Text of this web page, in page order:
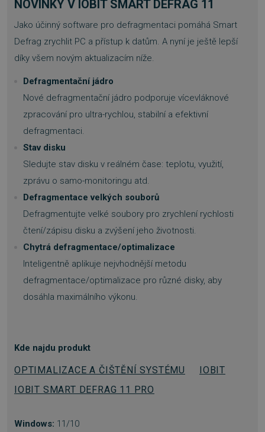
NOVINKY V IOBIT SMART DEFRAG 11
Jako účinný software pro defragmentaci pomáhá Smart
Defrag zrychlit PC a přístup k datům. A nyní je ještě lepší
díky všem novým aktualizacím níže.
Defragmentační jádro
Nové defragmentační jádro podporuje vícevláknové
zpracování pro ultra-rychlou, stabilní a efektivní
defragmentaci.
Stav disku
Sledujte stav disku v reálném čase: teplotu, využití,
zprávu o samo-monitoringu atd.
Defragmentace velkých souborů
Defragmentujte velké soubory pro zrychlení rychlosti
čtení/zápisu disku a zvýšení jeho životnosti.
Chytrá defragmentace/optimalizace
Inteligentně aplikuje nejvhodnější metodu
defragmentace/optimalizace pro různé disky, aby
dosáhla maximálního výkonu.
Kde najdu produkt
OPTIMALIZACE A ČIŠTĚNÍ SYSTÉMU
IOBIT
IOBIT SMART DEFRAG 11 PRO
Windows: 11/10
VÝKONOVÉ SOUBORY
SOUBORY CÍLENÍ
FUNKČNÍ SOUBORY
NEZAŘAZENÉ SOUBORY
Výkonové soubory
Soubory cílení
Funkční soubory
Nezařazené soubory
Nezbytně nutné soubory cookie umožňují
základní funkce webových stránek, jako je
stránky nelze bez nezbytně nutných souborů
Název
Provider
Doména
_GRECAPTCHA
Google LLC
__cf_bm